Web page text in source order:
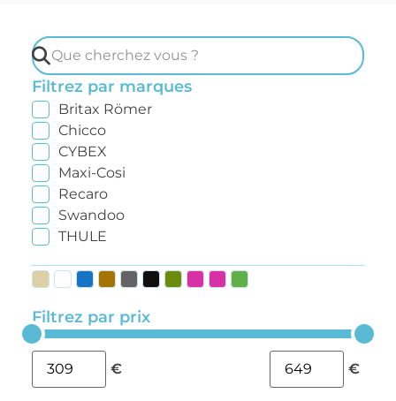
Filtrez par marques
Britax Römer
Chicco
CYBEX
Maxi-Cosi
Recaro
Swandoo
THULE
Filtrez par prix
€ €